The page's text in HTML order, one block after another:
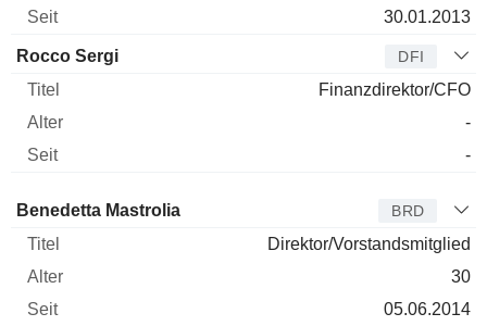
30.01.2013
Rocco Sergi DFI
Finanzdirektor/CFO
-
-
Verwaltungsratsmitglied
Benedetta Mastrolia BRD
Direktor/Vorstandsmitglied
30
05.06.2014